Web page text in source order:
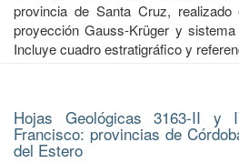
provincia de Santa Cruz,
proyección Gauss-Krüger y
Incluye cuadro estratigráfico y
Hojas Geológicas 3163-II y
Francisco: provincias de
del Estero